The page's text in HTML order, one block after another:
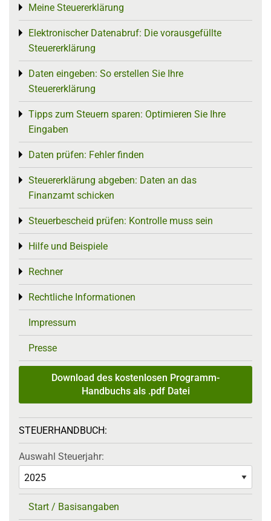
Meine Steuererklärung
Toggle menu
Elektronischer Datenabruf: Die vorausgefüllte
Steuererklärung
Toggle menu
Daten eingeben: So erstellen Sie Ihre
Steuererklärung
Toggle menu
Tipps zum Steuern sparen: Optimieren Sie Ihre
Eingaben
Toggle menu
Daten prüfen: Fehler finden
Toggle menu
Steuererklärung abgeben: Daten an das
Finanzamt schicken
Toggle menu
Steuerbescheid prüfen: Kontrolle muss sein
Toggle menu
Hilfe und Beispiele
Toggle menu
Rechner
Toggle menu
Rechtliche Informationen
Toggle menu
Impressum
Presse
Download des kostenlosen Programm-
Handbuchs als .pdf Datei
STEUERHANDBUCH:
Auswahl Steuerjahr:
Start / Basisangaben